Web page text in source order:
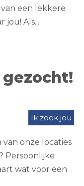
een lekkere
jou! Als...
Ik zoek jou
onze locaties
Persoonlijke
wat voor een